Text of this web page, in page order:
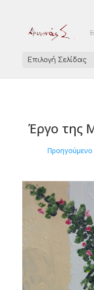
Επιλογή Σελίδας
Έργο της
Προηγούμενο